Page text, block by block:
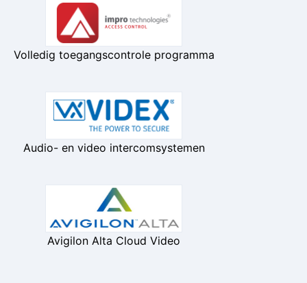
Volledig toegangscontrole programma
Audio- en video intercomsystemen
Avigilon Alta Cloud Video